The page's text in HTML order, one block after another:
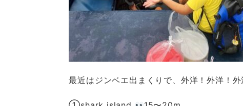
最近はジンベエ出まくりで、外洋！外洋！